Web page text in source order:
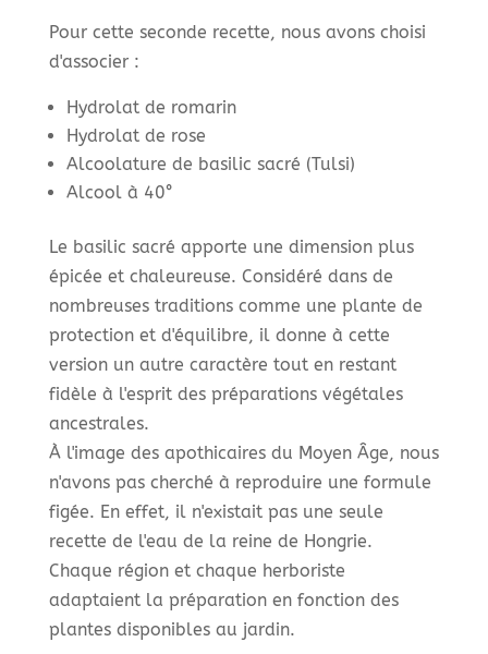
Pour cette seconde recette, nous avons choisi
d'associer :
Hydrolat de romarin
Hydrolat de rose
Alcoolature de basilic sacré (Tulsi)
Alcool à 40°
Le basilic sacré apporte une dimension plus
épicée et chaleureuse. Considéré dans de
nombreuses traditions comme une plante de
protection et d'équilibre, il donne à cette
version un autre caractère tout en restant
fidèle à l'esprit des préparations végétales
ancestrales.
À l'image des apothicaires du Moyen Âge, nous
n'avons pas cherché à reproduire une formule
figée. En effet, il n'existait pas une seule
recette de l'eau de la reine de Hongrie.
Chaque région et chaque herboriste
adaptaient la préparation en fonction des
plantes disponibles au jardin.